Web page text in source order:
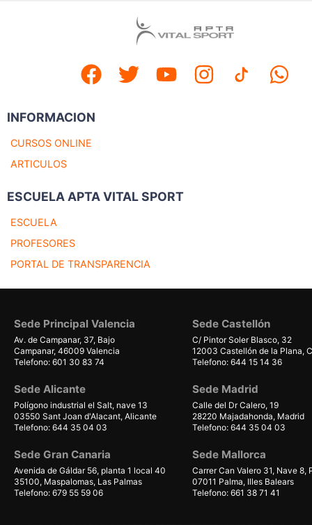
INFORMACION
CURSOS ONLINE
ARTICULOS
ESCUELA APTA VITAL SPORT
ESCUELA
PROFESORES
PORTAL DE TRANSPARENCIA
Sede Principal Valencia
Av. de Campanar, 37, Bajo
Campanar, 46009 Valencia
Telefono: 601 30 83 74
Sede Castellón
C/ Pintor Soler Blasco, 32
12003 Castellón de la Plana,
Telefono: 644 15 14 36
Sede Alicante
Polígono industrial el Salt, nave 13
03550 Sant Joan d'Alacant, Alicante
Telefono: 644 35 04 03
Sede Madrid
Calle del Dr Calero, 19
28220 Majadahonda, Madrid
Telefono: 644 35 04 03
Sede Gran Canaria
Avenida de Gáldar 56, planta 1 local 40
35100, Maspalomas, Las Palmas
Telefono: 679 55 59 06
Sede Mallorca
Carrer Can Valero 31, Nave 8,
07011 Palma, Illes Balears
Telefono: 661 38 71 41